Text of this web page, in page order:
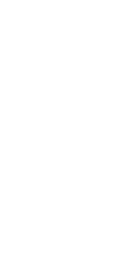
Atención al